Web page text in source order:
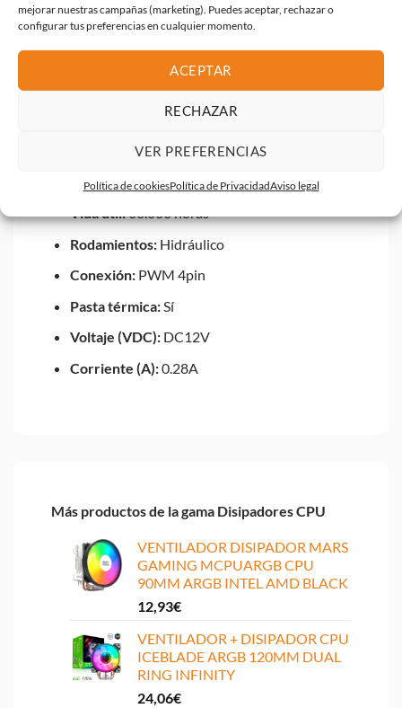
mejorar nuestras campañas (marketing). Puedes aceptar, rechazar o
configurar tus preferencias en cualquier momento.
ACEPTAR
RECHAZAR
VER PREFERENCIAS
Política de cookiesPolítica de PrivacidadAviso legal
Antivibraciones:Sí
Flujo de aire (CFM):35-78 CFM
Nivel de ruido (dBA):9-28 dBA
Velocidad:800-2000 ± 10% RPM
Potencia máx. de entrada:3.36W
Vida útil:60.000 horas
Rodamientos:Hidráulico
Conexión:PWM 4pin
Pasta térmica:Sí
Voltaje (VDC):DC12V
Corriente (A):0.28A
Más productos de la gama Disipadores CPU
VENTILADOR DISIPADOR MARS
GAMING MCPUARGB CPU
90MM ARGB INTEL AMD BLACK
12,93€
VENTILADOR + DISIPADOR CPU
ICEBLADE ARGB 120MM DUAL
RING INFINITY
24,06€